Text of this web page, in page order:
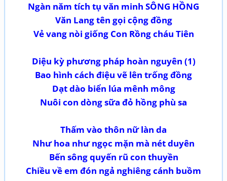
Ngàn năm tích tụ văn minh SÔNG HỒNG
Văn Lang tên gọi cộng đồng
Vẻ vang nòi giống Con Rồng cháu Tiên
Diệu kỳ phương pháp hoàn nguyên (1)
Bao hình cách điệu vẽ lên trống đồng
Dạt dào biển lúa mênh mông
Nuôi con dòng sữa đỏ hồng phù sa
Thấm vào thôn nữ làn da
Như hoa như ngọc mặn mà nét duyên
Bến sông quyến rũ con thuyền
Chiều về em đón ngả nghiêng cánh buồm